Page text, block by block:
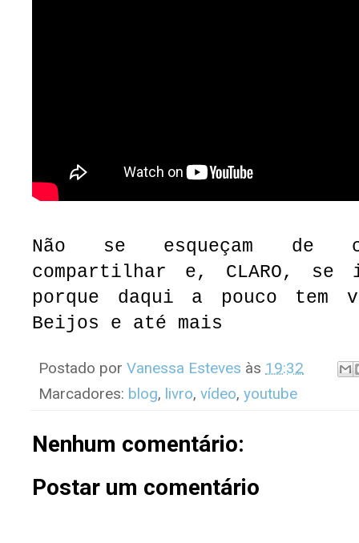
Não se esqueçam de
compartilhar e, CLARO, se
porque daqui a pouco tem
Beijos e até mais
Postado por Vanessa Esteves às 19:32
Marcadores: blog, livro, vídeo, youtube
Nenhum comentário:
Postar um comentário